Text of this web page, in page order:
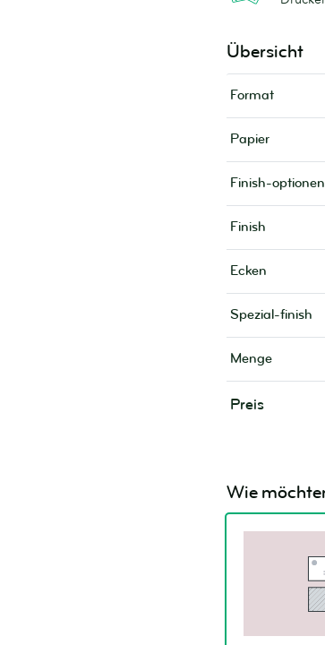
Übersicht
Format
Papier
Finish-optionen
Finish
Ecken
Spezial-finish
Menge
Preis
Wie